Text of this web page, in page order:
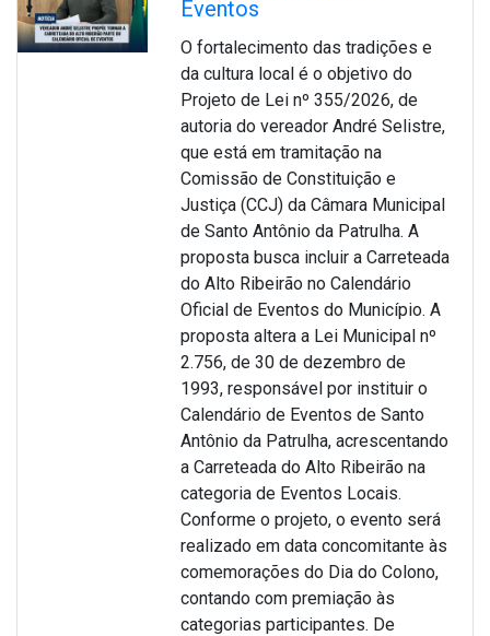
Eventos
O fortalecimento das tradições e
da cultura local é o objetivo do
Projeto de Lei nº 355/2026, de
autoria do vereador André Selistre,
que está em tramitação na
Comissão de Constituição e
Justiça (CCJ) da Câmara Municipal
de Santo Antônio da Patrulha. A
proposta busca incluir a Carreteada
do Alto Ribeirão no Calendário
Oficial de Eventos do Município. A
proposta altera a Lei Municipal nº
2.756, de 30 de dezembro de
1993, responsável por instituir o
Calendário de Eventos de Santo
Antônio da Patrulha, acrescentando
a Carreteada do Alto Ribeirão na
categoria de Eventos Locais.
Conforme o projeto, o evento será
realizado em data concomitante às
comemorações do Dia do Colono,
contando com premiação às
categorias participantes. De